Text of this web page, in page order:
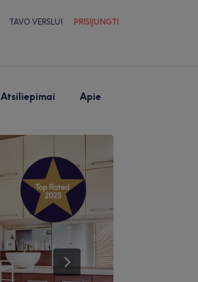
TAVO VERSLUI PRISIJUNGTI
Atsiliepimai Apie